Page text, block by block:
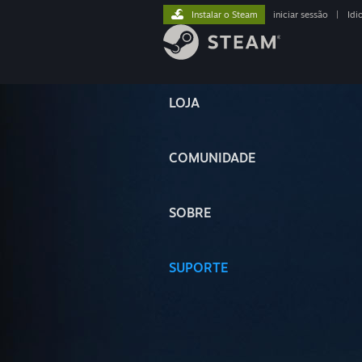
LOJA
COMUNIDADE
SOBRE
SUPORTE
Instalar o Steam iniciar sessão